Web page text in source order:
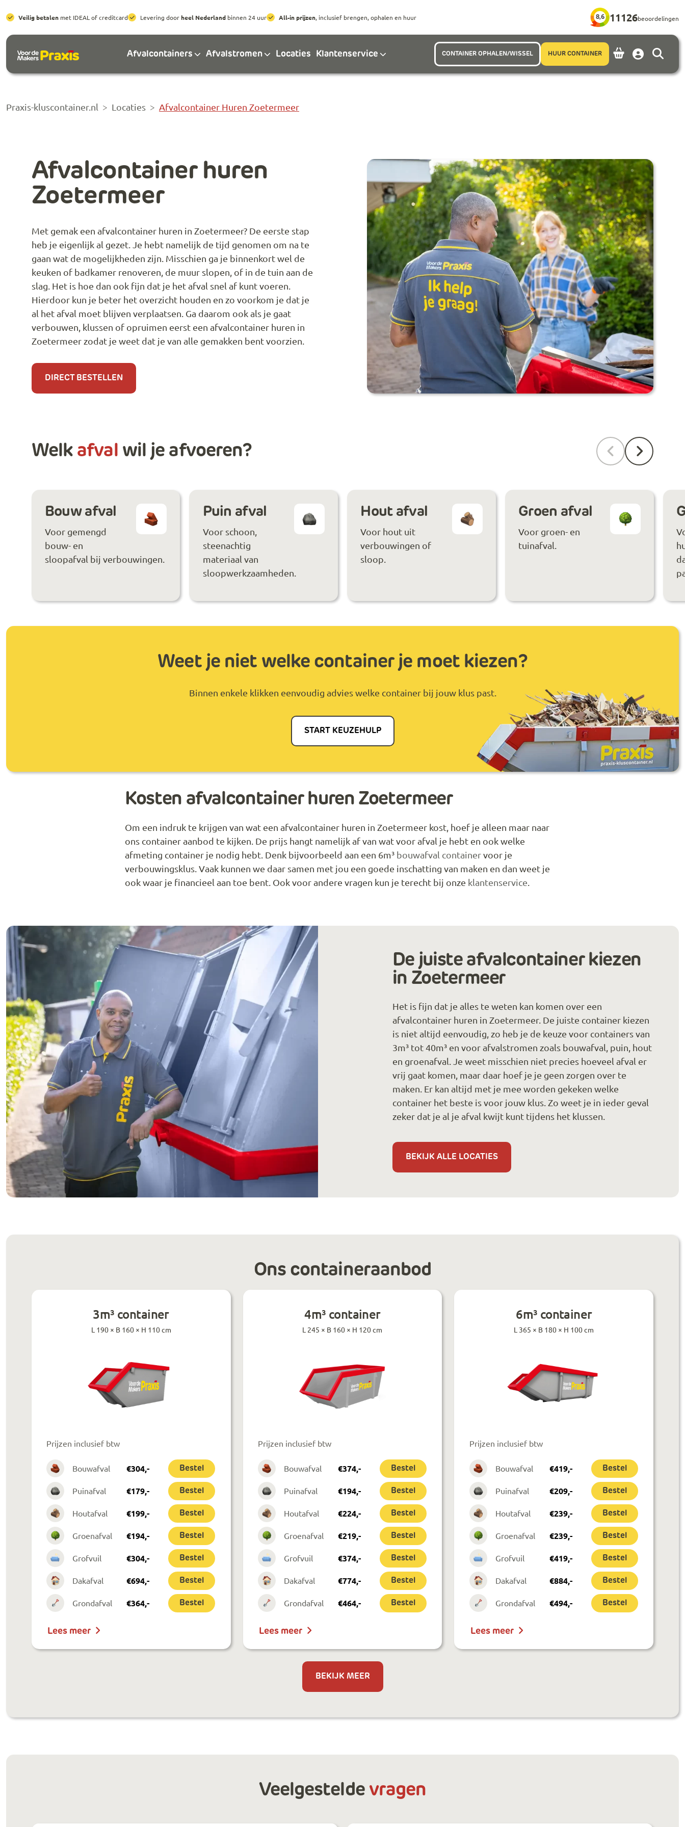
Veilig betalen met IDEAL of creditcard Levering doorheel Nederland binnen 24 uur All-in prijzen, inclusief brengen, ophalen en huur 8,6 11126beoordelingen
Afvalcontainers Afvalstromen Locaties Klantenservice CONTAINER OPHALEN/WISSEL HUUR CONTAINER Account
Praxis-kluscontainer.nl Locaties Afvalcontainer Huren Zoetermeer
Afvalcontainer huren
Zoetermeer
Met gemak een afvalcontainer huren in Zoetermeer? De eerste stap
heb je eigenlijk al gezet. Je hebt namelijk de tijd genomen om na te
gaan wat de mogelijkheden zijn. Misschien ga je binnenkort wel de
keuken of badkamer renoveren, de muur slopen, of in de tuin aan de
slag. Het is hoe dan ook fijn dat je het afval snel af kunt voeren.
Hierdoor kun je beter het overzicht houden en zo voorkom je dat je
al het afval moet blijven verplaatsen. Ga daarom ook als je gaat
verbouwen, klussen of opruimen eerst een afvalcontainer huren in
Zoetermeer zodat je weet dat je van alle gemakken bent voorzien.
DIRECT BESTELLEN
Welk afval wil je afvoeren?
Bouw afval
Voor gemengd
bouw- en
sloopafval bij verbouwingen.
Puin afval
Voor schoon,
steenachtig
materiaal van
sloopwerkzaamheden.
Hout afval
Voor hout uit
verbouwingen of
sloop.
Groen afval
Voor groen- en
tuinafval.
Weet je niet welke container je moet kiezen?
Binnen enkele klikken eenvoudig advies welke container bij jouw klus past.
START KEUZEHULP
Kosten afvalcontainer huren Zoetermeer
Om een indruk te krijgen van wat een afvalcontainer huren in Zoetermeer kost, hoef je alleen maar naar
ons container aanbod te kijken. De prijs hangt namelijk af van wat voor afval je hebt en ook welke
afmeting container je nodig hebt. Denk bijvoorbeeld aan een 6m³ bouwafval containervoor je
verbouwingsklus. Vaak kunnen we daar samen met jou een goede inschatting van maken en dan weet je
ook waar je financieel aan toe bent. Ook voor andere vragen kun je terecht bij onze klantenservice
De juiste afvalcontainer kiezen
in Zoetermeer
Het is fijn dat je alles te weten kan komen over een
afvalcontainer huren in Zoetermeer. De juiste container kiezen
is niet altijd eenvoudig, zo heb je de keuze voor containers van
3m³ tot 40m³ en voor afvalstromen zoals bouwafval, puin, hout
en groenafval. Je weet misschien niet precies hoeveel afval er
vrij gaat komen, maar daar hoef je je geen zorgen over te
maken. Er kan altijd met je mee worden gekeken welke
container het beste is voor jouw klus. Zo weet je in ieder geval
zeker dat je al je afval kwijt kunt tijdens het klussen.
BEKIJK ALLE LOCATIES
Ons containeraanbod
3m³ container
L 190 × B 160 × H 110 cm
Prijzen inclusief btw
Bouwafval €304,- Bestel
Puinafval €179,- Bestel
Houtafval €199,- Bestel
Groenafval €194,- Bestel
Grofvuil €304,- Bestel
Dakafval €694,- Bestel
Grondafval €364,- Bestel
Lees meer
4m³ container
L 245 × B 160 × H 120 cm
Prijzen inclusief btw
Bouwafval €374,- Bestel
Puinafval €194,- Bestel
Houtafval €224,- Bestel
Groenafval €219,- Bestel
Grofvuil €374,- Bestel
Dakafval €774,- Bestel
Grondafval €464,- Bestel
Lees meer
6m³ container
L 365 × B 180 × H 100 cm
Prijzen inclusief btw
Bouwafval €419,- Bestel
Puinafval €209,- Bestel
Houtafval €239,- Bestel
Groenafval €239,- Bestel
Grofvuil €419,- Bestel
Dakafval €884,- Bestel
Grondafval €494,- Bestel
Lees meer
BEKIJK MEER
Veelgestelde vragen